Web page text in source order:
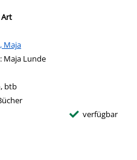
Art
diesem Verfasser
Maja
Maja Lunde
btb
verfügbar